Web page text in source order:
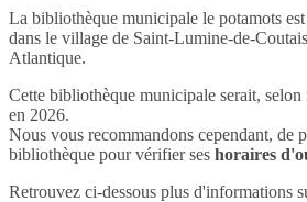
La bibliothèque municipale le potamots
dans le village de Saint-Lumine-de-
Atlantique.
Cette bibliothèque municipale serait,
en 2026.
Nous vous recommandons cependant, de
bibliothèque pour vérifier ses horaires
Retrouvez ci-dessous plus d'informations